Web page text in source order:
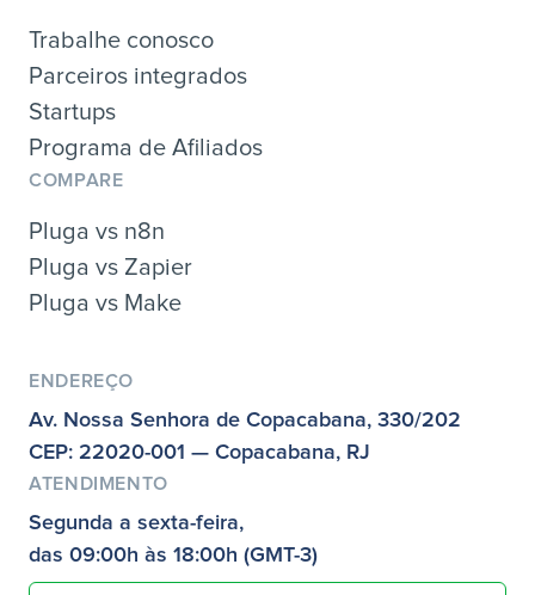
Trabalhe conosco
Parceiros integrados
Startups
Programa de Afiliados
COMPARE
Pluga vs n8n
Pluga vs Zapier
Pluga vs Make
ENDEREÇO
Av. Nossa Senhora de Copacabana, 330/202
CEP: 22020-001 — Copacabana, RJ
ATENDIMENTO
Segunda a sexta-feira,
das 09:00h às 18:00h (GMT-3)